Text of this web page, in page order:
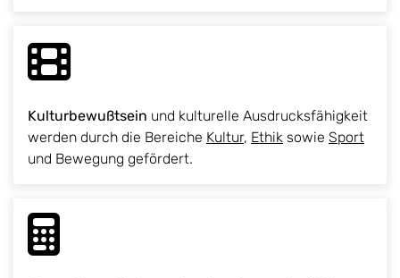
Kulturbewußtsein und kulturelle Ausdrucksfähigkeit
werden durch die Bereiche Kultur, Ethik sowie Sport
und Bewegung gefördert.